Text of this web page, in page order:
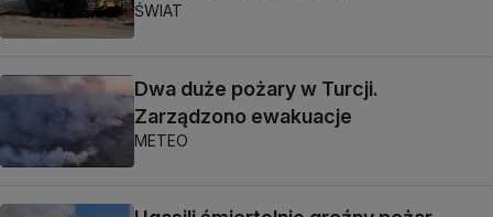
ŚWIAT
Dwa duże pożary w Turcji.
Zarządzono ewakuacje
METEO